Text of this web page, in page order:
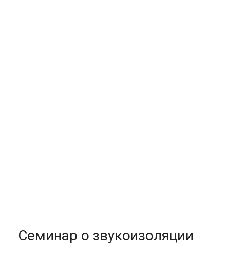
Семинар о звукоизоляции